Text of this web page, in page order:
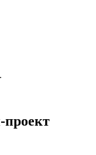
проект